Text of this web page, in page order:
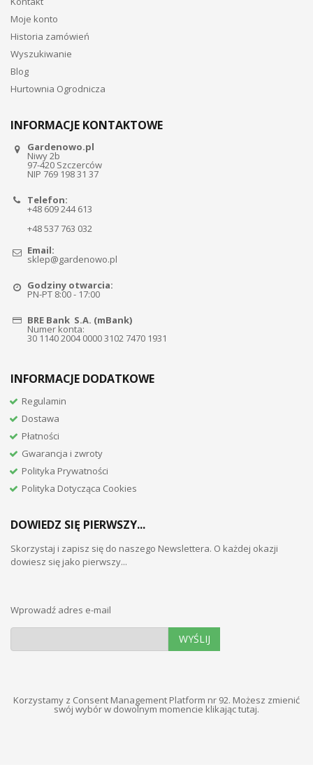
Moje konto
Historia zamówień
Wyszukiwanie
Blog
Hurtownia Ogrodnicza
INFORMACJE KONTAKTOWE
Gardenowo.pl
Niwy 2b
97-420 Szczerców
NIP 769 198 31 37
Telefon:
+48 609 244 613
+48 537 763 032
Email:
sklep@gardenowo.pl
Godziny otwarcia:
PN-PT 8:00 - 17:00
BRE Bank S.A. (mBank)
Numer konta:
30 1140 2004 0000 3102 7470 1931
INFORMACJE DODATKOWE
Regulamin
Dostawa
Płatności
Gwarancja i zwroty
Polityka Prywatności
Polityka Dotycząca Cookies
DOWIEDZ SIĘ PIERWSZY...
Skorzystaj i zapisz się do naszego Newslettera. O każdej okazji
dowiesz się jako pierwszy...
Wprowadź adres e-mail
WYŚLIJ
Korzystamy z Consent Management Platform nr 92. Możesz zmienić
swój wybór w dowolnym momencie klikając tutaj.